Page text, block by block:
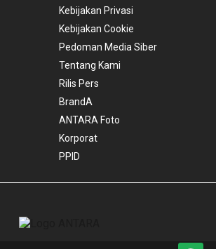
Kebijakan Privasi
Kebijakan Cookie
Pedoman Media Siber
Tentang Kami
Rilis Pers
BrandA
ANTARA Foto
Korporat
PPID